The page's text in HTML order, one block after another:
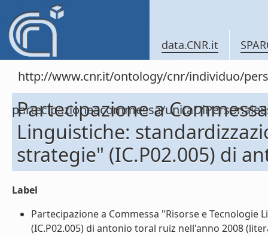
data.CNR.it
http://www.cnr.it/ontology/cnr/individuo/
partecipazioneacommessa/
Partecipazione a
Linguistiche:
strategie" (IC.P02.005) di
Label
Partecipazione a Commessa "Risorse e
(IC.P02.005) di antonio toral ruiz nell'anno 2008